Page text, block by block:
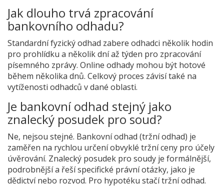
Jak dlouho trvá zpracování
bankovního odhadu?
Standardní fyzický odhad zabere odhadci několik hodin
pro prohlídku a několik dní až týden pro zpracování
písemného zprávy. Online odhady mohou být hotové
během několika dnů. Celkový proces závisí také na
vytíženosti odhadců v dané oblasti.
Je bankovní odhad stejný jako
znalecký posudek pro soud?
Ne, nejsou stejné. Bankovní odhad (tržní odhad) je
zaměřen na rychlou určení obvyklé tržní ceny pro účely
úvěrování. Znalecký posudek pro soudy je formálnější,
podrobnější a řeší specifické právní otázky, jako je
dědictví nebo rozvod. Pro hypotéku stačí tržní odhad.